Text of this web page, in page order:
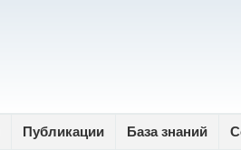
Публикации База знаний